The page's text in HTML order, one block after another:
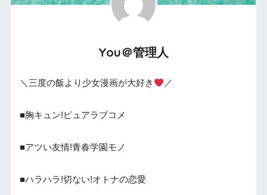
You＠管理人
＼三度の飯より少女漫画が大好き ／
■胸キュン!ピュアラブコメ
■アツい友情!青春学園モノ
■ハラハラ!切ない!オトナの恋愛